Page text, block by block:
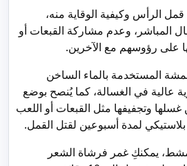
الرأس وكيفية الوقاية منه،
المباشر، وعدم مشاركة القبعات أو
على رؤوسهم مع الآخرين.
المستخدمة بالماء الساخن
عالية في الغسالة، كما يُنصح بوضع
غسلها وتجفيفها مثل القبعات أو اللعب
لمدة أسبوعين لقتل القمل.
يمكنكِ غمر فرشاة الشعر